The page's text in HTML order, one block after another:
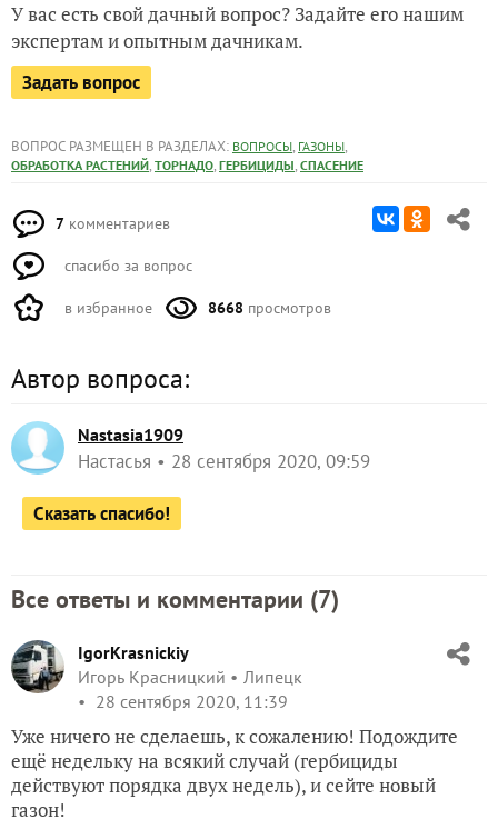
У вас есть свой дачный вопрос? Задайте его нашим
экспертам и опытным дачникам.
Задать вопрос
ВОПРОС РАЗМЕЩЕН В РАЗДЕЛАХ: ВОПРОСЫ, ГАЗОНЫ,
ОБРАБОТКА РАСТЕНИЙ, ТОРНАДО, ГЕРБИЦИДЫ, СПАСЕНИЕ
7 комментариев
спасибо за вопрос
в избранное 8668 просмотров
Автор вопроса:
Nastasia1909
Настасья 28 сентября 2020, 09:59
Сказать спасибо!
Все ответы и комментарии (7)
IgorKrasnickiy
Игорь Красницкий
Липецк
28 сентября 2020, 11:39
Уже ничего не сделаешь, к сожалению! Подождите
ещё недельку на всякий случай (гербициды
действуют порядка двух недель), и сейте новый
газон!